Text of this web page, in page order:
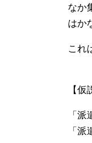
なか
はか
これ
【仮
「
「